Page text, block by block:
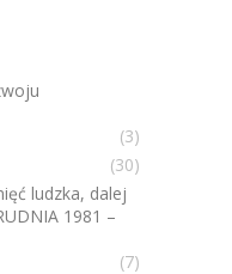
(3)
(30)
ludzka, dalej
1981 –
(7)